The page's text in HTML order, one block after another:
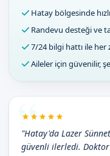
Hatay bölgesinde
Randevu desteği ve
7/24 bilgi hattı ile her
Aileler için güvenilir,
"Hatay'da Lazer
güvenli ilerledi.